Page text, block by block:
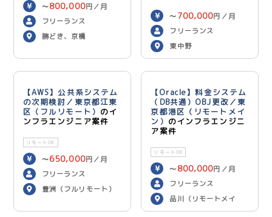
〜800,000円／月
フリーランス
勝どき、京橋
〜 700,000円／月
フリーランス
東中野
【AWS】公共系システム
の次期検討／東京都江東
区（フルリモート） のイ
ンフラエンジニア案件
リモートOK
〜650,000円／月
フリーランス
豊洲（フルリモート）
【Oracle】料金システム
（DB共通）OBJ更改／東
京都港区（リモートメイ
ン） のインフラエンジニ
ア案件
リモートOK
〜 800,000円／月
フリーランス
品川（リモートメイ
ン）